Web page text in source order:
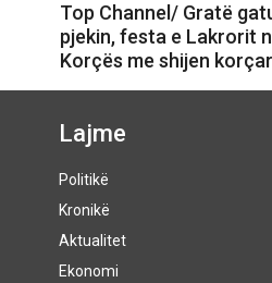
Top Channel/ Gratë
pjekin, festa e Lakrorit
Korçës me shijen
Lajme
Politikë
Kronikë
Aktualitet
Ekonomi